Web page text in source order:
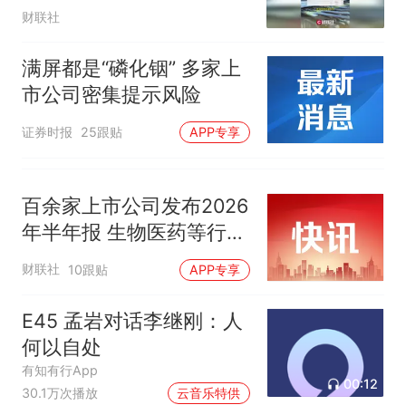
财联社
满屏都是“磷化铟” 多家上
市公司密集提示风险
证券时报 25跟贴 APP专享
百余家上市公司发布2026
年半年报 生物医药等行业
现亮点
财联社 10跟贴 APP专享
E45 孟岩对话李继刚：人
何以自处
有知有行App
30.1万次播放
云音乐特供
00:12